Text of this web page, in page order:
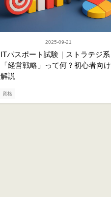
資格
2025-09-21
ITパスポート試験｜ストラテジ系
「経営戦略」って何？初心者向け
解説